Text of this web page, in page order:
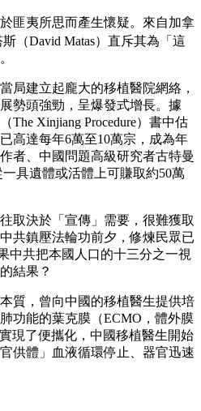
匪夷所思而產生懷疑。來自加拿
（David Matas）直斥其為「這
局建立起龐大的移植醫院網絡，
勢頭強勁，呈爆發式增長。據
The Xinjiang Procedure）書中估
高達每年6萬至10萬宗，成為年
者、中國問題高級研究者古特曼
一具遺體或活體上可賺取約50萬
取決於「宣傳」需要，很難獲取
共鎮壓法輪功前夕，修煉民眾已
共把本國人口的十三分之一視
結果？
質，曾向中國的移植醫生提供培
功能的葉克膜（ECMO，體外膜
現了便攜化，中國移植醫生開始
供體」血液循環停止、器官迅速